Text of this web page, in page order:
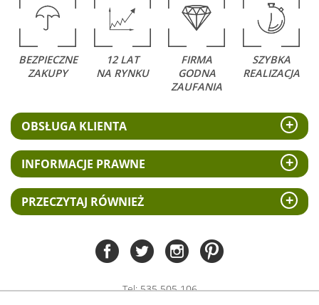
BEZPIECZNE
ZAKUPY
12 LAT
NA RYNKU
FIRMA
GODNA
ZAUFANIA
SZYBKA
REALIZACJA
OBSŁUGA KLIENTA
INFORMACJE PRAWNE
PRZECZYTAJ RÓWNIEŻ
Tel:535 505 106